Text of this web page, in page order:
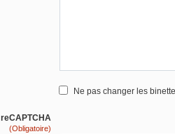
Ne pas changer les
reCAPTCHA
(Obligatoire)